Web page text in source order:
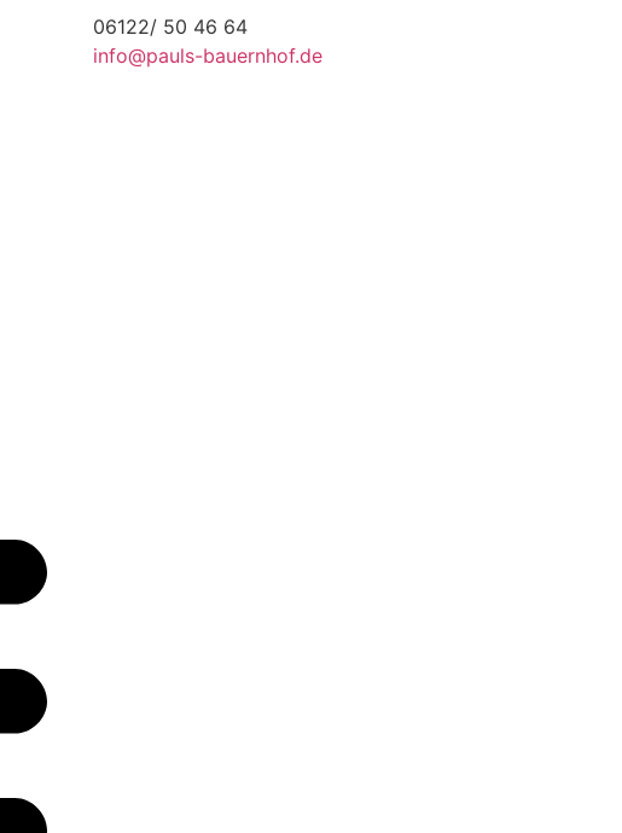
06122/ 50 46 64
info@pauls-bauernhof.de